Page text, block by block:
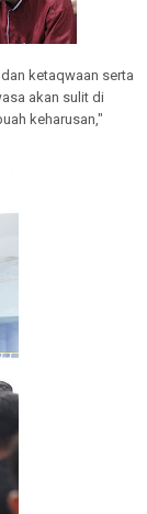
ketaqwaan serta
akan sulit di
keharusan,"